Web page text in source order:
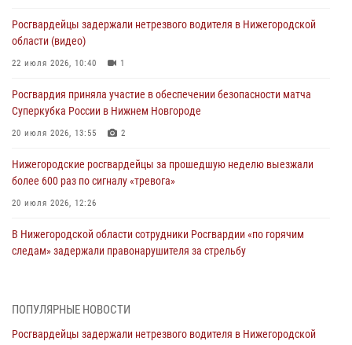
Росгвардейцы задержали нетрезвого водителя в Нижегородской
области (видео)
22 июля 2026, 10:40 1
Росгвардия приняла участие в обеспечении безопасности матча
Суперкубка России в Нижнем Новгороде
20 июля 2026, 13:55 2
Нижегородские росгвардейцы за прошедшую неделю выезжали
более 600 раз по сигналу «тревога»
20 июля 2026, 12:26
В Нижегородской области сотрудники Росгвардии «по горячим
следам» задержали правонарушителя за стрельбу
В Нижегородской области продолжаются мероприятия в рамках
ПОПУЛЯРНЫЕ НОВОСТИ
Росгвардейцы задержали нетрезвого водителя в Нижегородской